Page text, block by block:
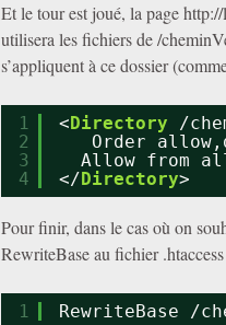
Et le tour est joué, la page
utilisera les fichiers de /
s’appliquent à ce dossier
1
2
3
4
<Directory
/
Order
Allow from
</Directory>
Pour finir, dans le cas où on
RewriteBase au fichier
1 RewriteBase /